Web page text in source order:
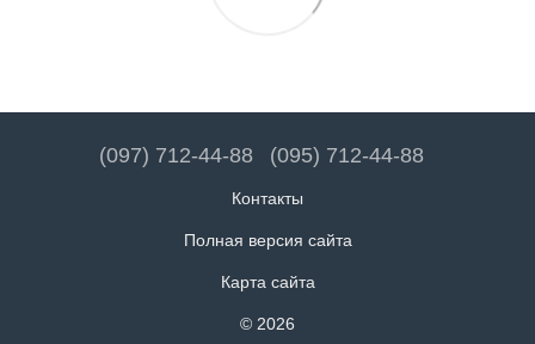
(097) 712-44-88 (095) 712-44-88
Контакты
Полная версия сайта
Карта сайта
© 2026